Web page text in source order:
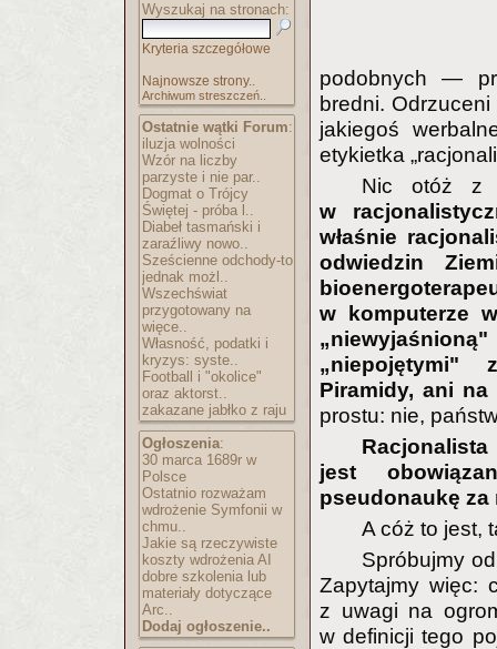
Wyszukaj na stronach:
Kryteria szczegółowe
Najnowsze strony..
Archiwum streszczeń..
Ostatnie wątki Forum:
iluzja wolności
Wzór na liczby
parzyste i nie par..
Dogmat o Trójcy
Świętej - próba l..
Diabeł tasmański i
zaraźliwy nowo..
Sześcienne odchody-to
jednak możl..
Wszechświat
przygotowany na
więce..
Własność, podatki i
kryzys: syste..
Football i "okolice"
oraz aktorst..
zakazane jabłko z raju
Ogłoszenia:
30 marca 1689r w
Polsce
Ostatnio rozważam
wdrożenie Symfonii w
chmu..
Jakie są rzeczywiste
koszty wdrożenia AI
dobre szkolenia lub
materiały dotyczące
Arc..
Dodaj ogłoszenie..
podobnych —
bredni.
jakiegoś
etykietka
Nic otóż z
w
właśnie
odwiedzin
w komputerze
„niepojętymi"
Piramidy, ani
prostu: nie,
jest
pseudonaukę za
A cóż to jest,
Spróbujmy
Zapytajmy więc:
z uwagi na
w definicji tego